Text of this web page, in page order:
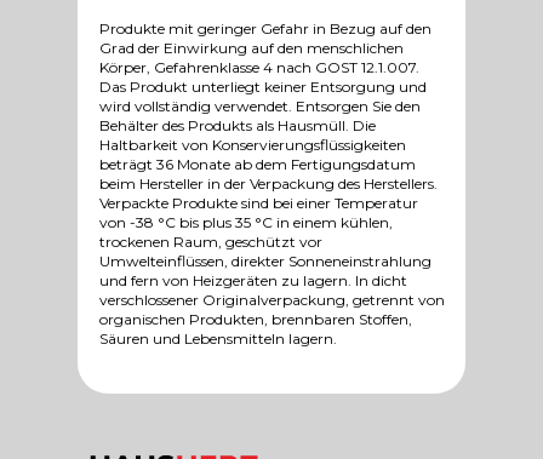
Produkte mit geringer Gefahr in Bezug auf den
Grad der Einwirkung auf den menschlichen
Körper, Gefahrenklasse 4 nach GOST 12.1.007.
Das Produkt unterliegt keiner Entsorgung und
wird vollständig verwendet. Entsorgen Sie den
Behälter des Produkts als Hausmüll. Die
Haltbarkeit von Konservierungsflüssigkeiten
beträgt 36 Monate ab dem Fertigungsdatum
beim Hersteller in der Verpackung des Herstellers.
Verpackte Produkte sind bei einer Temperatur
von -38 °C bis plus 35 °C in einem kühlen,
trockenen Raum, geschützt vor
Umwelteinflüssen, direkter Sonneneinstrahlung
und fern von Heizgeräten zu lagern. In dicht
verschlossener Originalverpackung, getrennt von
organischen Produkten, brennbaren Stoffen,
Säuren und Lebensmitteln lagern.